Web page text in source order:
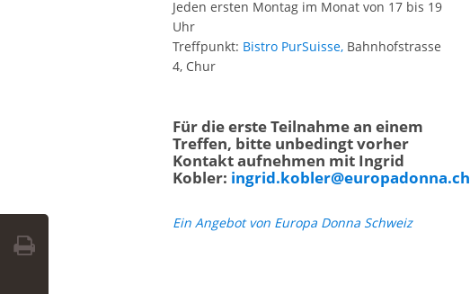
Jeden ersten Montag im Monat von 17 bis 19
Uhr
Treffpunkt: Bistro PurSuisse, Bahnhofstrasse
4, Chur
Für die erste Teilnahme an einem
Treffen, bitte unbedingt vorher
Kontakt aufnehmen mit Ingrid
Kobler: ingrid.kobler@europadonna.ch
Ein Angebot von Europa Donna Schweiz